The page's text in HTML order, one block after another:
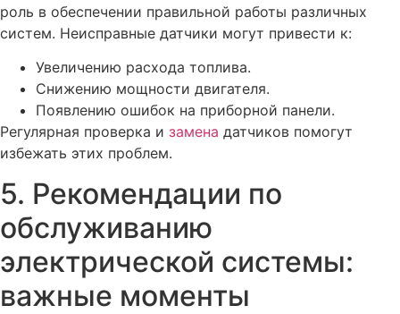
роль в обеспечении правильной работы различных
систем. Неисправные датчики могут привести к:
Увеличению расхода топлива.
Снижению мощности двигателя.
Появлению ошибок на приборной панели.
Регулярная проверка и замена датчиков помогут
избежать этих проблем.
5. Рекомендации по
обслуживанию
электрической системы:
важные моменты